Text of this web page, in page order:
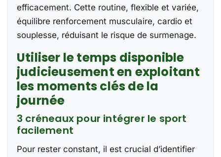
efficacement. Cette routine, flexible et variée,
équilibre renforcement musculaire, cardio et
souplesse, réduisant le risque de surmenage.
Utiliser le temps disponible
judicieusement en exploitant
les moments clés de la
journée
3 créneaux pour intégrer le sport
facilement
Pour rester constant, il est crucial d’identifier